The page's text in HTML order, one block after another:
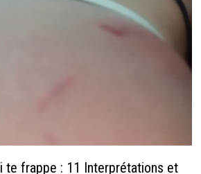
te frappe : 11 Interprétations et